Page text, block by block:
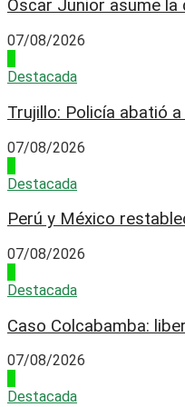
Óscar Junior asume la
07/08/2026
Destacada
Trujillo: Policía abatió
07/08/2026
Destacada
Perú y México
07/08/2026
Destacada
Caso Colcabamba:
07/08/2026
Destacada